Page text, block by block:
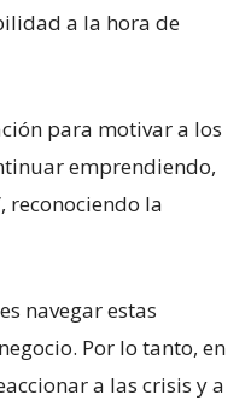
a la hora de
para motivar a los
emprendiendo,
reconociendo la
navegar estas
Por lo tanto, en
a las crisis y a